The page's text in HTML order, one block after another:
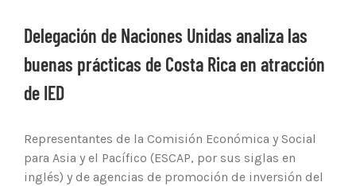
Delegación de Naciones Unidas analiza las
buenas prácticas de Costa Rica en atracción
de IED
Representantes de la Comisión Económica y Social
para Asia y el Pacífico (ESCAP, por sus siglas en
inglés) y de agencias de promoción de inversión del